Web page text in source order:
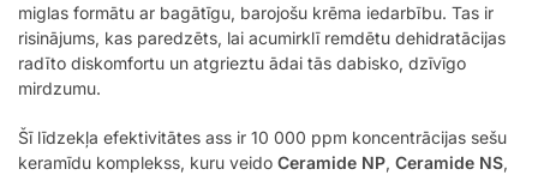
miglas formātu ar bagātīgu, barojošu krēma iedarbību. Tas ir
risinājums, kas paredzēts, lai acumirklī remdētu dehidratācijas
radīto diskomfortu un atgrieztu ādai tās dabisko, dzīvīgo
mirdzumu.
Šī līdzekļa efektivitātes ass ir 10 000 ppm koncentrācijas sešu
keramīdu komplekss, kuru veido Ceramide NP, Ceramide NS,